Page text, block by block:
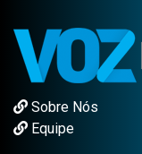
Sobre Nós
Equipe